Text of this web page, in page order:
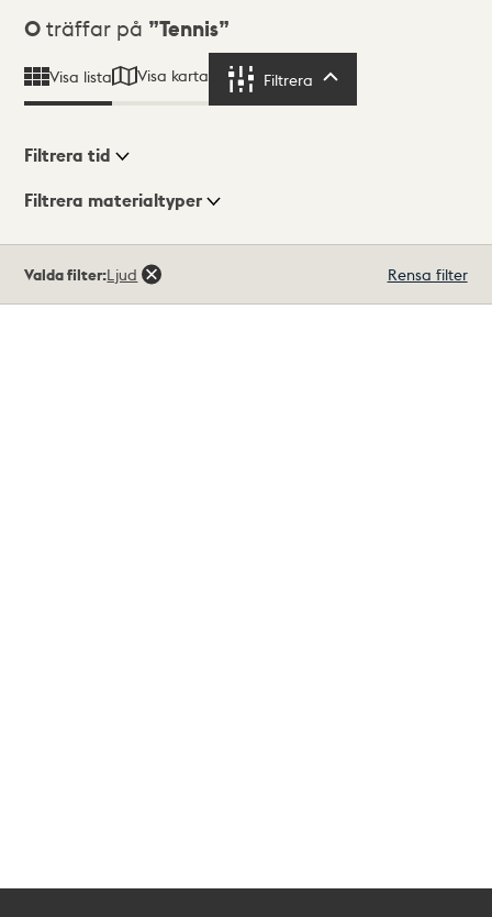
Sökresultat
0 träffar på Tennis
Visa lista Visa karta Filtrera
Visningsläge
Filtrera tid
Filtrera materialtyper
träffar
Valda filter:Ljud Rensa filter